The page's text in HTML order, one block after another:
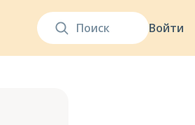
Войти